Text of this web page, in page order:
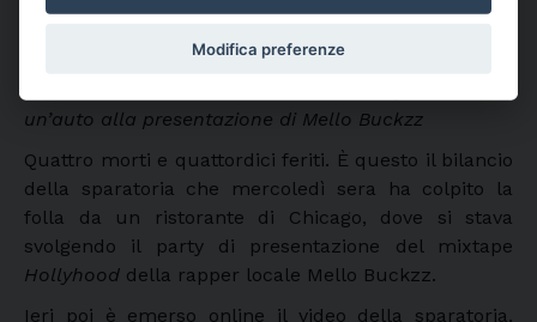
un’auto alla presentazione di Mello Buckzz
Quattro morti e quattordici feriti. È questo il bilancio
della sparatoria che mercoledì sera ha colpito la
folla da un ristorante di Chicago, dove si stava
svolgendo il party di presentazione del mixtape
Hollyhood della rapper locale Mello Buckzz.
Ieri poi è emerso online il video della sparatoria,
Modifica preferenze